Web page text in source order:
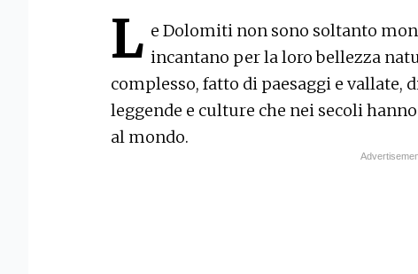
L e Dolomiti non sono soltanto
incantano per la loro bellezza
complesso, fatto di paesaggi e vallate,
leggende e culture che nei secoli
al mondo.